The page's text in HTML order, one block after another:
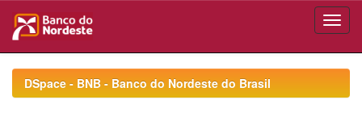
navigationDSpace - BNB - Banco do Nordeste do Brasil